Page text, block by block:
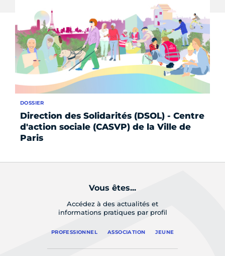
Direction des Solidarités (DSOL) - Centre
d'action sociale (CASVP) de la Ville de
Paris
DOSSIER
Vous êtes...
Accédez à des actualités et
informations pratiques par profil
PROFESSIONNEL ASSOCIATION JEUNE